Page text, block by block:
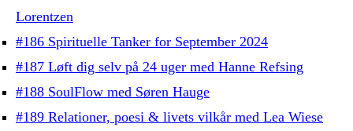
Lorentzen
#186 Spirituelle Tanker for September 2024
#187 Løft dig selv på 24 uger med Hanne Refsing
#188 SoulFlow med Søren Hauge
#189 Relationer, poesi & livets vilkår med Lea Wiese